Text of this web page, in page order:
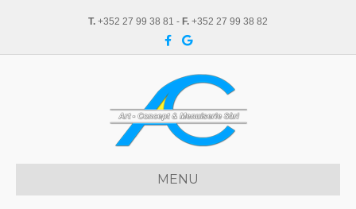
T. +352 27 99 38 81 - F. +352 27 99 38 82
c
o
o
k
G
o
l
e
MENU